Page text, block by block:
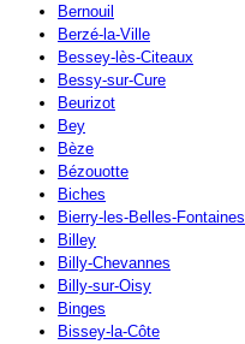
Bernouil
Berzé-la-Ville
Bessey-lès-Citeaux
Bessy-sur-Cure
Beurizot
Bey
Bèze
Bézouotte
Biches
Bierry-les-Belles-Fontaines
Billey
Billy-Chevannes
Billy-sur-Oisy
Binges
Bissey-la-Côte